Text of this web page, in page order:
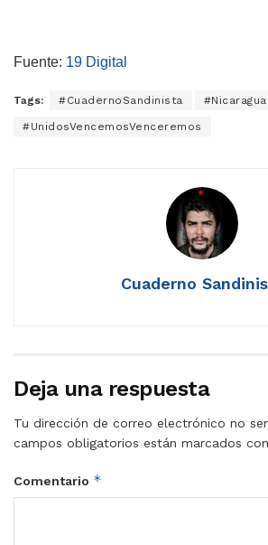
Fuente: 19 Digital
Tags: #CuadernoSandinista #Nicaragua
#UnidosVencemosVenceremos
Cuaderno
Deja una respuesta
Tu dirección de correo electrónico no
campos obligatorios están marcados con
Comentario *